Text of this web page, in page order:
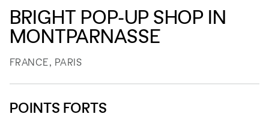
BRIGHT POP-UP SHOP IN
MONTPARNASSE
FRANCE, PARIS
POINTS FORTS